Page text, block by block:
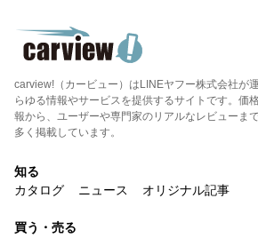
carview!（カービュー）はLINEヤフー株式会社が
らゆる情報やサービスを提供するサイトです。価
報から、ユーザーや専門家のリアルなレビューま
多く掲載しています。
知る
カタログ
ニュース オリジナル記事
買う・売る